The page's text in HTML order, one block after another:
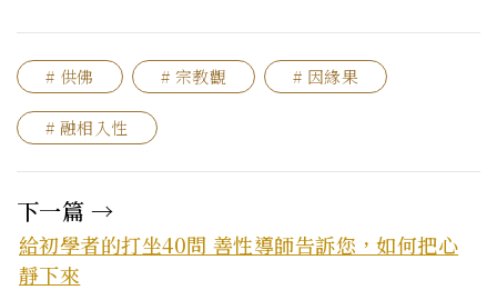
# 供佛 # 宗教觀 # 因緣果
# 融相入性
下一篇 →
給初學者的打坐40問 善性導師告訴您，如何把心
靜下來